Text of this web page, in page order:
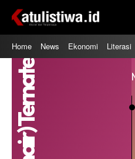
Home News Ekonomi Literasi